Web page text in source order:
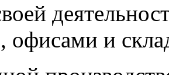
офисами и